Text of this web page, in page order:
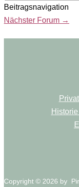
Beitragsnavigation
Nächster Forum →
Copyright © 2026 by